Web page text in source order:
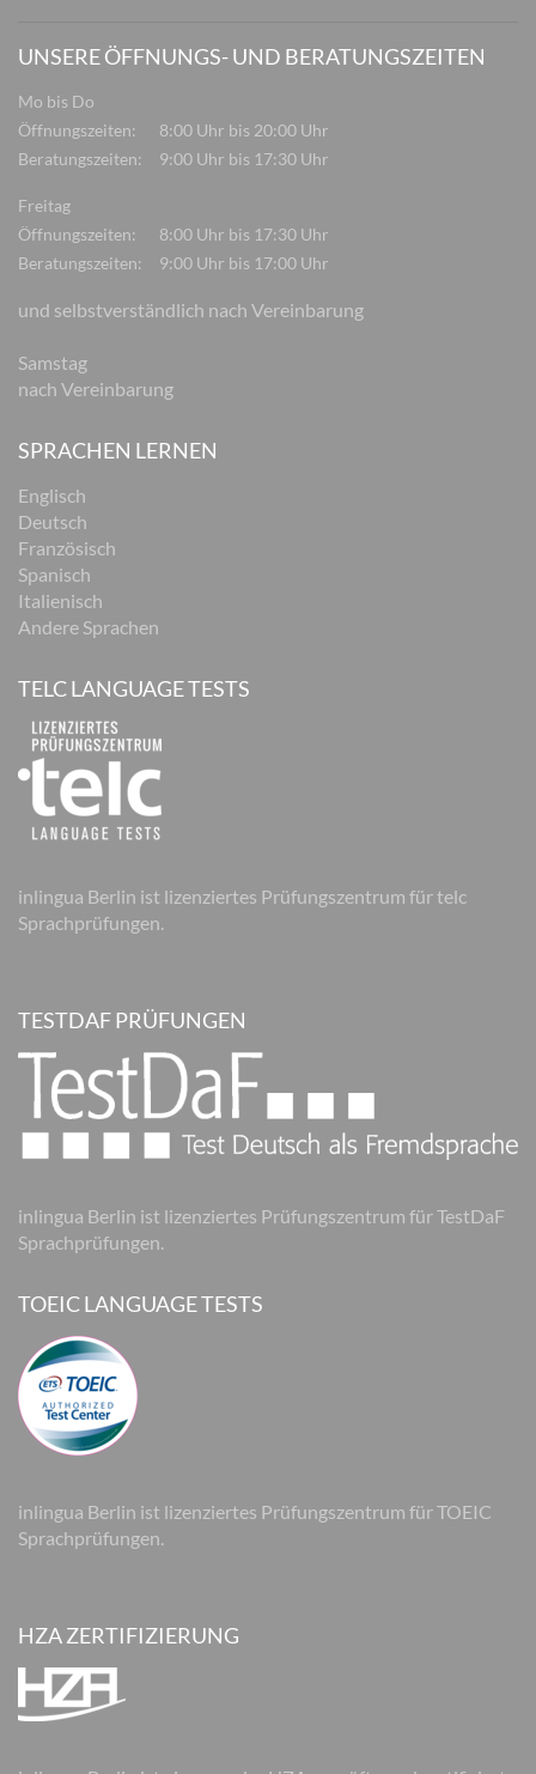
UNSERE ÖFFNUNGS- UND BERATUNGSZEITEN
Mo bis Do
Öffnungszeiten:
8:00 Uhr bis 20:00 Uhr
Beratungszeiten:
9:00 Uhr bis 17:30 Uhr
Freitag
Öffnungszeiten:
8:00 Uhr bis 17:30 Uhr
Beratungszeiten:
9:00 Uhr bis 17:00 Uhr
und selbstverständlich nach Vereinbarung
Samstag
nach Vereinbarung
SPRACHEN LERNEN
Englisch
Deutsch
Französisch
Spanisch
Italienisch
Andere Sprachen
TELC LANGUAGE TESTS
inlingua Berlin ist lizenziertes Prüfungszentrum für telc
Sprachprüfungen.
TESTDAF PRÜFUNGEN
inlingua Berlin ist lizenziertes Prüfungszentrum für TestDaF
Sprachprüfungen.
TOEIC LANGUAGE TESTS
inlingua Berlin ist lizenziertes Prüfungszentrum für TOEIC
Sprachprüfungen.
HZA ZERTIFIZIERUNG